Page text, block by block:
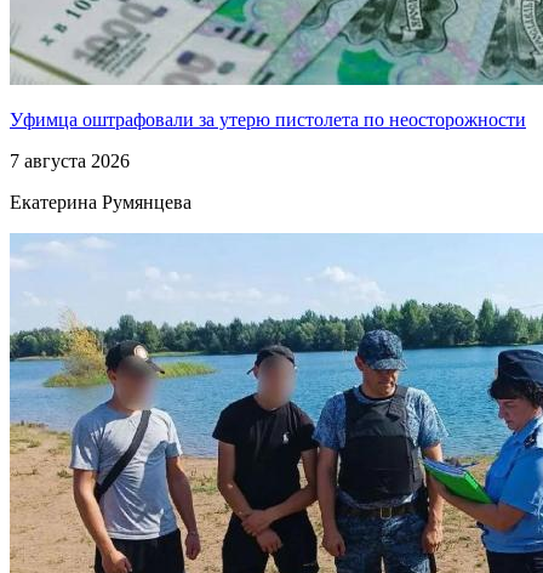
Уфимца оштрафовали за утерю пистолета по неосторожности
7 августа 2026
Екатерина Румянцева